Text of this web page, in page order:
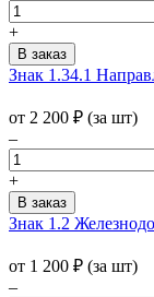
+
Знак 1.34.1
от 2 200 ₽ (за шт)
–
+
Знак 1.2
от 1 200 ₽ (за шт)
–